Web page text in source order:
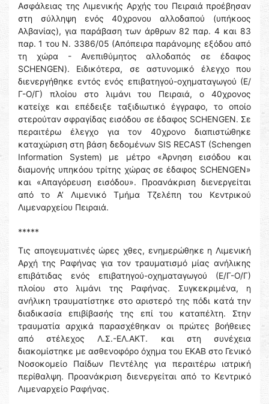
Ασφάλειας της Λιμενικής Αρχής του Πειραιά προέβησαν
στη σύλληψη ενός 40χρονου αλλοδαπού (υπήκοος
Αλβανίας), για παράβαση των άρθρων 82 παρ. 4 και 83
παρ. 1 του Ν. 3386/05 (Απόπειρα παράνομης εξόδου από
τη χώρα - Ανεπιθύμητος αλλοδαπός σε έδαφος
SCHENGEN). Ειδικότερα, σε αστυνομικό έλεγχο που
διενεργήθηκε εντός ενός επιβατηγού-οχηματαγωγού (Ε/
Γ-Ο/Γ) πλοίου στο λιμάνι του Πειραιά, ο 40χρονος
κατείχε και επέδειξε ταξιδιωτικό έγγραφο, το οποίο
στερούταν σφραγίδας εισόδου σε έδαφος SCHENGEN. Σε
περαιτέρω έλεγχο για τον 40χρονο διαπιστώθηκε
καταχώριση στη βάση δεδομένων SIS RECAST (Schengen
Information System) με μέτρο «Άρνηση εισόδου και
διαμονής υπηκόου τρίτης χώρας σε έδαφος SCHENGEN»
και «Απαγόρευση εισόδου». Προανάκριση διενεργείται
από το Α’ Λιμενικό Τμήμα Τζελέπη του Κεντρικού
Λιμεναρχείου Πειραιά.
*****
Τις απογευματινές ώρες χθες, ενημερώθηκε η Λιμενική
Αρχή της Ραφήνας για τον τραυματισμό μίας ανήλικης
επιβάτιδας ενός επιβατηγού-οχηματαγωγού (Ε/Γ-Ο/Γ)
πλοίου στο λιμάνι της Ραφήνας. Συγκεκριμένα, η
ανήλικη τραυματίστηκε στο αριστερό της πόδι κατά την
διαδικασία επιβίβασής της επί του καταπέλτη. Στην
τραυματία αρχικά παρασχέθηκαν οι πρώτες βοήθειες
από στέλεχος Λ.Σ.-ΕΛ.ΑΚΤ. και στη συνέχεια
διακομίστηκε με ασθενοφόρο όχημα του ΕΚΑΒ στο Γενικό
Νοσοκομείο Παίδων Πεντέλης για περαιτέρω ιατρική
περίθαλψη. Προανάκριση διενεργείται από το Κεντρικό
Λιμεναρχείο Ραφήνας.